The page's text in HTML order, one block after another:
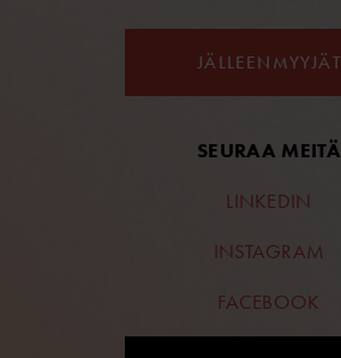
JÄLLEENMYYJÄT
SEURAA MEITÄ
LINKEDIN
INSTAGRAM
FACEBOOK